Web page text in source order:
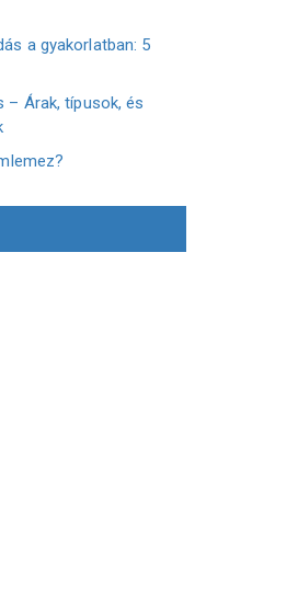
a gyakorlatban: 5
– Árak, típusok, és